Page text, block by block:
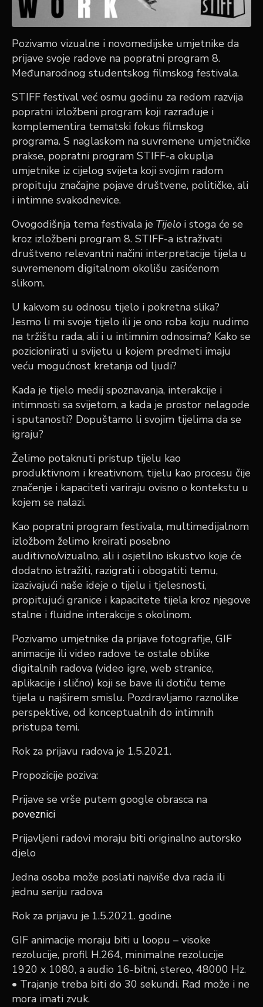
Pozivamo vizualne i novomedijske umjetnike da
prijave svoje radove na popratni program 8.
Međunarodnog studentskog filmskog festivala.
STIFF festival već osmu godinu za redom razvija
popratni izložbeni program koji razrađuje i
komplementira tematski fokus filmskog
programa. S naglaskom na suvremene umjetničke
prakse, popratni program STIFF-a okuplja
umjetnike iz cijelog svijeta koji svojim radom
propituju značajne pojave društvene, političke, ali
i intimne svakodnevice.
Ovogodišnja tema festivala je Tijelo i stoga će se
kroz izložbeni program 8. STIFF-a istraživati
društveno relevantni načini interpretacije tijela u
suvremenom digitalnom okolišu zasićenom
slikom.
U kakvom su odnosu tijelo i pokretna slika?
Jesmo li mi svoje tijelo ili je ono roba koju nudimo
na tržištu rada, ali i u intimnim odnosima? Kako se
pozicionirati u svijetu u kojem predmeti imaju
veću mogućnost kretanja od ljudi?
Kada je tijelo medij spoznavanja, interakcije i
intimnosti sa svijetom, a kada je prostor nelagode
i sputanosti? Dopuštamo li svojim tijelima da se
igraju?
Želimo potaknuti pristup tijelu kao
produktivnom i kreativnom, tijelu kao procesu čije
značenje i kapaciteti variraju ovisno o kontekstu u
kojem se nalazi.
Kao popratni program festivala, multimedijalnom
izložbom želimo kreirati posebno
auditivno/vizualno, ali i osjetilno iskustvo koje će
dodatno istražiti, razigrati i obogatiti temu,
izazivajući naše ideje o tijelu i tjelesnosti,
propitujući granice i kapacitete tijela kroz njegove
stalne i fluidne interakcije s okolinom.
Pozivamo umjetnike da prijave fotografije, GIF
animacije ili video radove te ostale oblike
digitalnih radova (video igre, web stranice,
aplikacije i slično) koji se bave ili dotiču teme
tijela u najširem smislu. Pozdravljamo raznolike
perspektive, od konceptualnih do intimnih
pristupa temi.
Rok za prijavu radova je 1.5.2021.
Propozicije poziva:
Prijave se vrše putem google obrasca na
poveznici
Prijavljeni radovi moraju biti originalno autorsko
djelo
Jedna osoba može poslati najviše dva rada ili
jednu seriju radova
Rok za prijavu je 1.5.2021. godine
GIF animacije moraju biti u loopu – visoke
rezolucije, profil H.264, minimalne rezolucije
1920 x 1080, a audio 16-bitni, stereo, 48000 Hz.
• Trajanje treba biti do 30 sekundi. Rad može i ne
mora imati zvuk.